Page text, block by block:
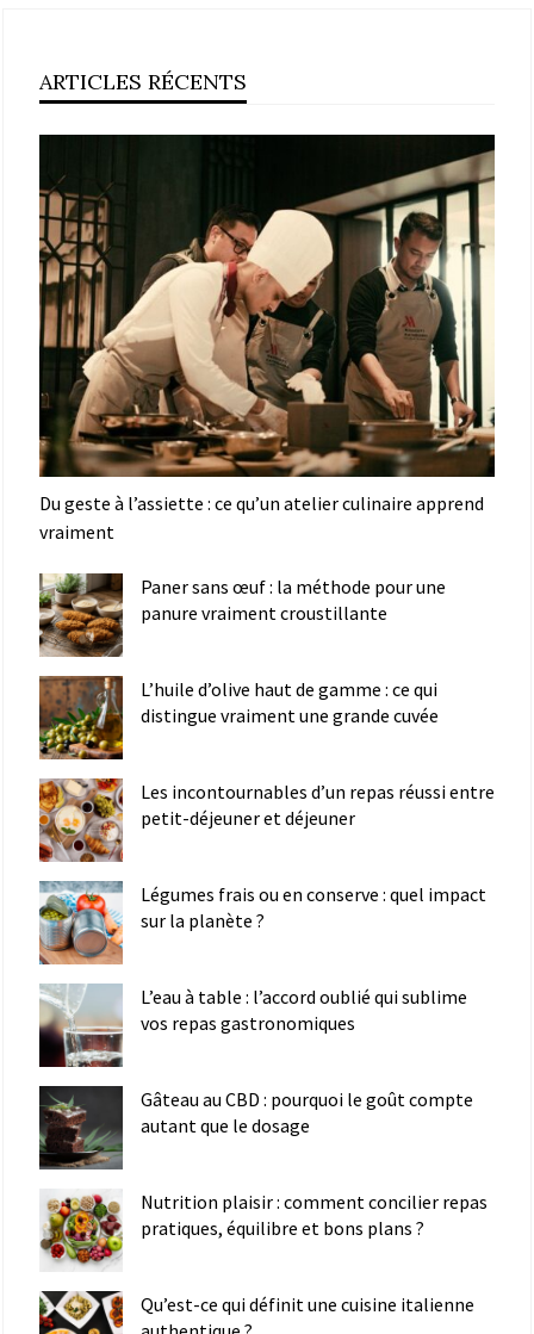
ARTICLES RÉCENTS
Du geste à l’assiette : ce qu’un atelier culinaire apprend
vraiment
Paner sans œuf : la méthode pour une
panure vraiment croustillante
L’huile d’olive haut de gamme : ce qui
distingue vraiment une grande cuvée
Les incontournables d’un repas réussi entre
petit-déjeuner et déjeuner
Légumes frais ou en conserve : quel impact
sur la planète ?
L’eau à table : l’accord oublié qui sublime
vos repas gastronomiques
Gâteau au CBD : pourquoi le goût compte
autant que le dosage
Nutrition plaisir : comment concilier repas
pratiques, équilibre et bons plans ?
Qu’est-ce qui définit une cuisine italienne